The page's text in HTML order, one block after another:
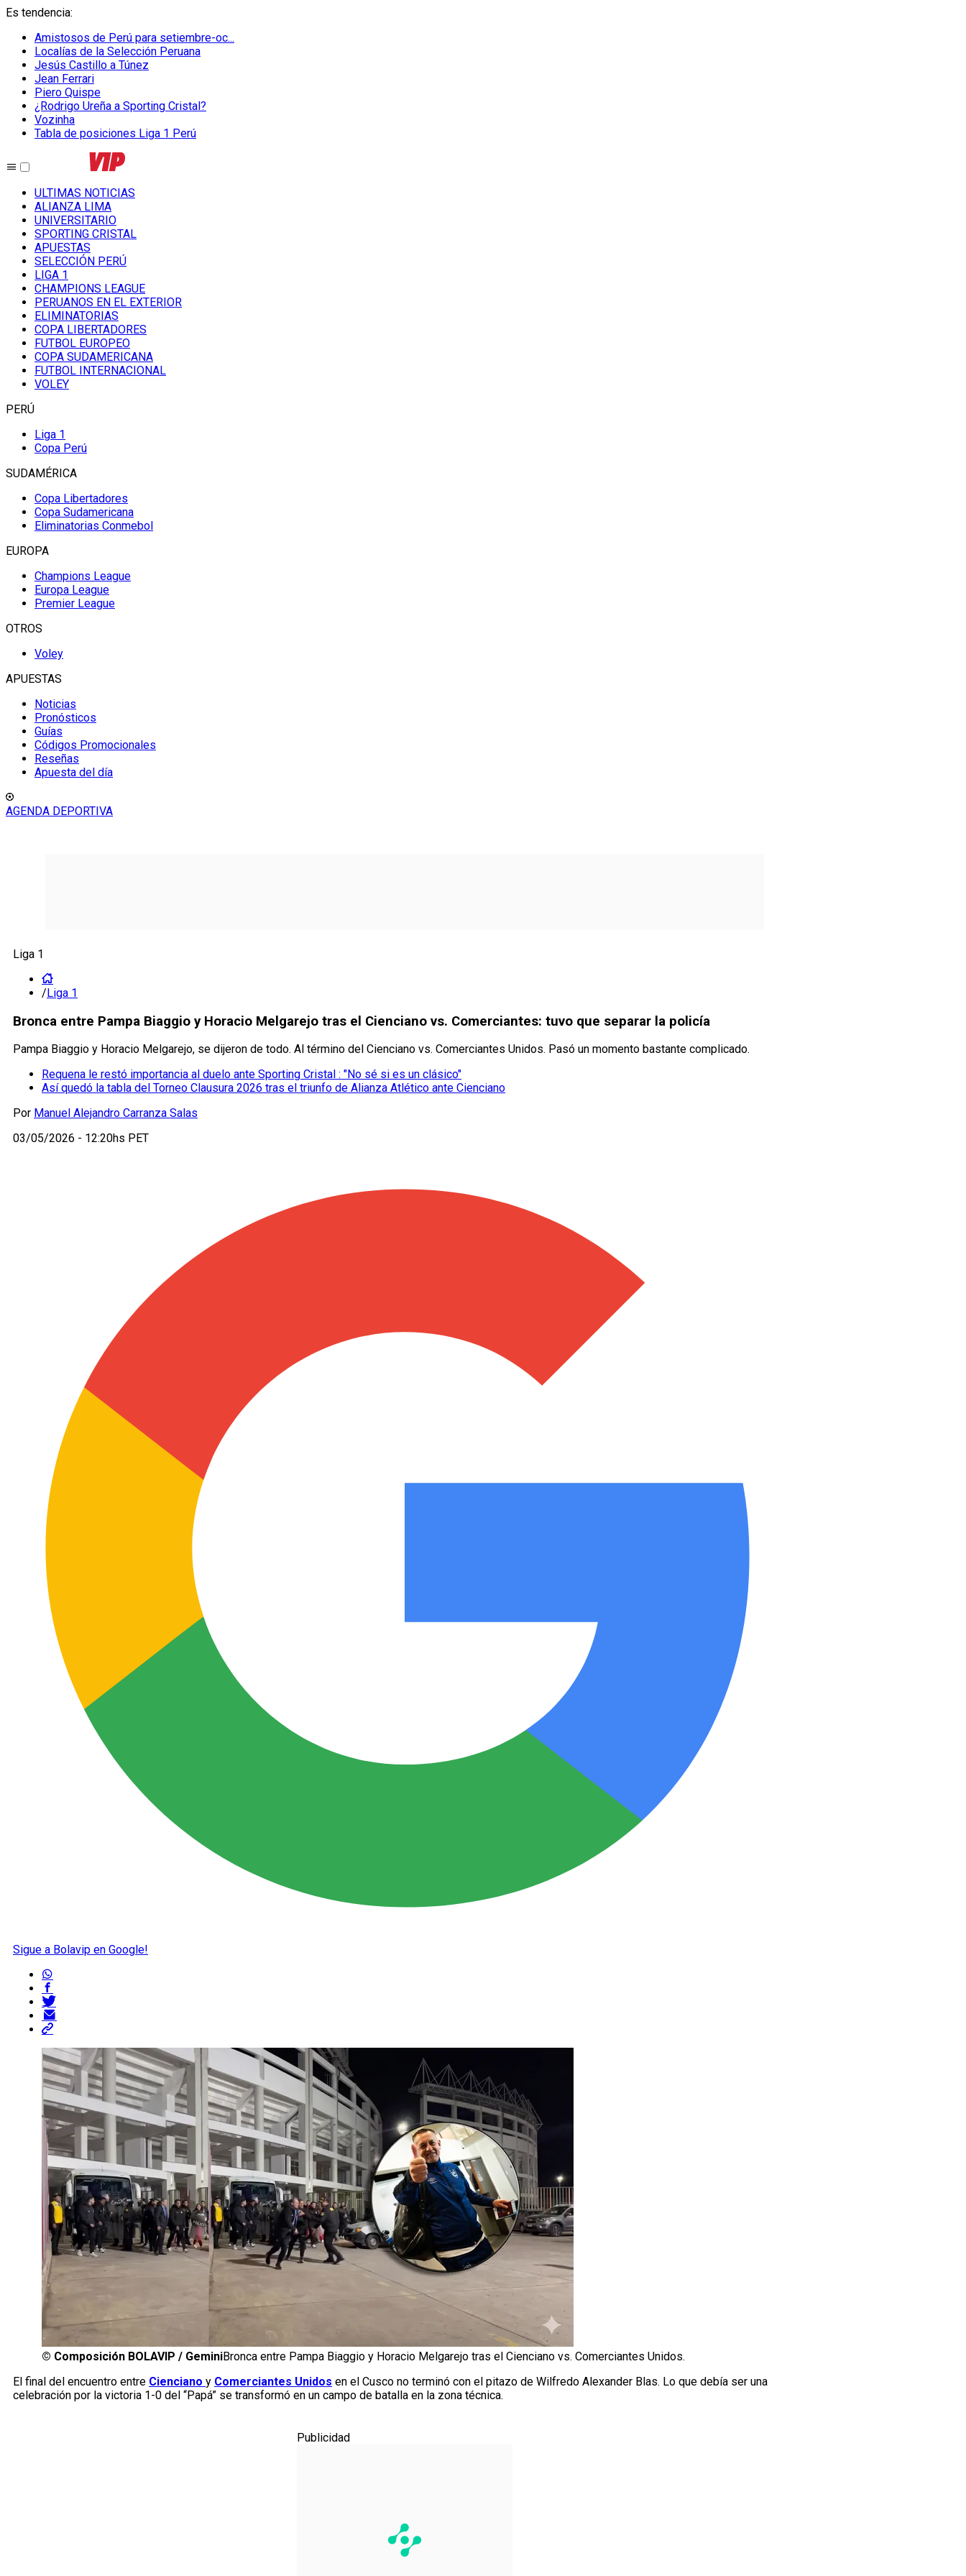
Es tendencia:
Amistosos de Perú para setiembre-oc...
Localías de la Selección Peruana
Jesús Castillo a Túnez
Jean Ferrari
Piero Quispe
¿Rodrigo Ureña a Sporting Cristal?
Vozinha
Tabla de posiciones Liga 1 Perú
ULTIMAS NOTICIAS
ALIANZA LIMA
UNIVERSITARIO
SPORTING CRISTAL
APUESTAS
SELECCIÓN PERÚ
LIGA 1
CHAMPIONS LEAGUE
PERUANOS EN EL EXTERIOR
ELIMINATORIAS
COPA LIBERTADORES
FUTBOL EUROPEO
COPA SUDAMERICANA
FUTBOL INTERNACIONAL
VOLEY
PERÚ
Liga 1
Copa Perú
SUDAMÉRICA
Copa Libertadores
Copa Sudamericana
Eliminatorias Conmebol
EUROPA
Champions League
Europa League
Premier League
OTROS
Voley
APUESTAS
Noticias
Pronósticos
Guías
Códigos Promocionales
Reseñas
Apuesta del día
AGENDA DEPORTIVA
Liga 1
/Liga 1
Bronca entre Pampa Biaggio y Horacio Melgarejo tras el Cienciano vs. Comerciantes: tuvo que separar la policía
Pampa Biaggio y Horacio Melgarejo, se dijeron de todo. Al término del Cienciano vs. Comerciantes Unidos. Pasó un momento bastante complicado.
Requena le restó importancia al duelo ante Sporting Cristal : "No sé si es un clásico"
Así quedó la tabla del Torneo Clausura 2026 tras el triunfo de Alianza Atlético ante Cienciano
Por Manuel Alejandro Carranza Salas
03/05/2026 - 12:20hs PET
Sigue a Bolavip en Google!
© Composición BOLAVIP / GeminiBronca entre Pampa Biaggio y Horacio Melgarejo tras el Cienciano vs. Comerciantes Unidos.
El final del encuentro entre Cienciano y Comerciantes Unidos en el Cusco no terminó con el pitazo de Wilfredo Alexander Blas. Lo que debía ser una
celebración por la victoria 1-0 del “Papá” se transformó en un campo de batalla en la zona técnica.
Publicidad